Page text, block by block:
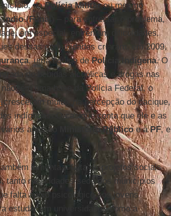
daPolícia Militarou mesmo
Índio(Funai
) – para enfrentar o problema,
em especial, enfrentam dificuldades.
dessas comunidades criaram, em 2009,
, uma equipe dePolícia Indígena. O
de bebidas alcoólicas e drogas nas
não tem uma base da Polícia Federal, o
cresceram muito, na percepção do cacique,
indígenas. O cacique conta que ele e as
anos ao
Ministério Públicoe àPF, e
lamenta a falta de projetos sociais
tanto nas cidades-sede dos municípios
falta apoio psicológico aos jovens
estudar em universidades como a